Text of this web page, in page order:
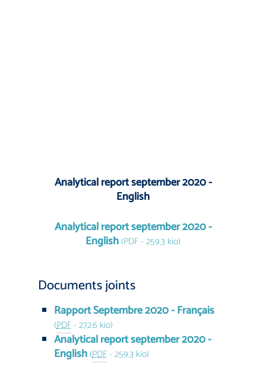
Analytical report september 2020 -
English
Analytical report september 2020 -
English(PDF - 259.3 kio)
Documents joints
Rapport Septembre 2020 - Français
(PDF- 272.6 kio)
Analytical report september 2020 -
English(PDF- 259.3 kio)